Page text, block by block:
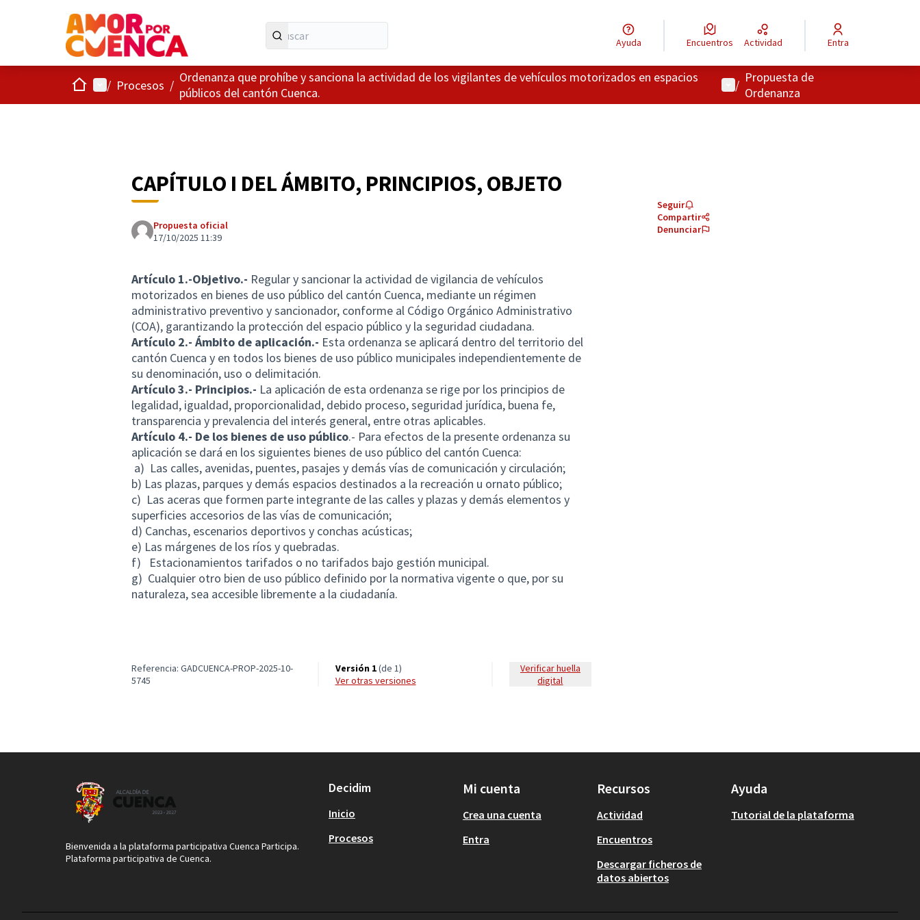
Ayuda Encuentros Actividad Entra
InicioMenú principal
/ Procesos / Ordenanza que prohíbe y sanciona la actividad de los vigilantes de vehículos motorizados en espacios
públicos del cantón Cuenca.
Menú de usuario
/ Propuesta de
Ordenanza
CAPÍTULO I DEL ÁMBITO, PRINCIPIOS, OBJETO
Propuesta oficial
17/10/2025 11:39
Artículo 1.-Objetivo.- Regular y sancionar la actividad de vigilancia de vehículos
motorizados en bienes de uso público del cantón Cuenca, mediante un régimen
administrativo preventivo y sancionador, conforme al Código Orgánico Administrativo
(COA), garantizando la protección del espacio público y la seguridad ciudadana.
Artículo 2.- Ámbito de aplicación.- Esta ordenanza se aplicará dentro del territorio del
cantón Cuenca y en todos los bienes de uso público municipales independientemente de
su denominación, uso o delimitación.
Artículo 3.- Principios.- La aplicación de esta ordenanza se rige por los principios de
legalidad, igualdad, proporcionalidad, debido proceso, seguridad jurídica, buena fe,
transparencia y prevalencia del interés general, entre otras aplicables.
Artículo 4.- De los bienes de uso público.- Para efectos de la presente ordenanza su
aplicación se dará en los siguientes bienes de uso público del cantón Cuenca:
a) Las calles, avenidas, puentes, pasajes y demás vías de comunicación y circulación;
b) Las plazas, parques y demás espacios destinados a la recreación u ornato público;
c) Las aceras que formen parte integrante de las calles y plazas y demás elementos y
superficies accesorios de las vías de comunicación;
d) Canchas, escenarios deportivos y conchas acústicas;
e) Las márgenes de los ríos y quebradas.
f) Estacionamientos tarifados o no tarifados bajo gestión municipal.
g) Cualquier otro bien de uso público definido por la normativa vigente o que, por su
naturaleza, sea accesible libremente a la ciudadanía.
Seguir
Compartir
Denunciar
Referencia: GADCUENCA-PROP-2025-10-
5745
Versión 1(de 1)
ver otras versiones
Verificar huella
digital
Bienvenida a la plataforma participativa Cuenca Participa.
Plataforma participativa de Cuenca.
Decidim
Inicio
Procesos
Mi cuenta
Crea una cuenta
Entra
Recursos
Actividad
Encuentros
Descargar ficheros de
datos abiertos
Ayuda
Tutorial de la plataforma